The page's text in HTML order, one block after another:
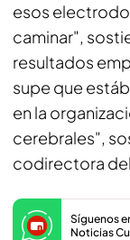
esos
caminar",
resultados
supe que
en la
cerebrales",
codirectora
Síguenos
Noticias